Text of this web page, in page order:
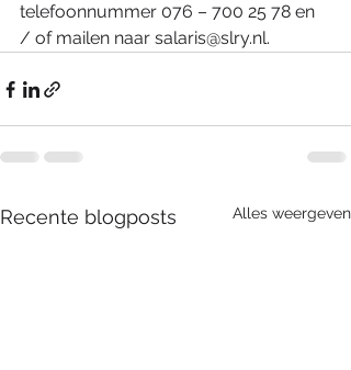
telefoonnummer 076 – 700 25 78 en
/ of mailen naar salaris@slry.nl.
Recente blogposts Alles weergeven